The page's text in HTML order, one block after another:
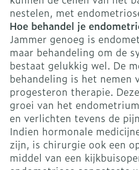
nestelen, met
Hoe behandel je
Jammer genoeg is
maar behandeling om de
bestaat gelukkig wel. De
behandeling is het nemen
progesteron therapie.
groei van het
en verlichten tevens de
Indien hormonale
zijn, is chirurgie ook een
middel van een